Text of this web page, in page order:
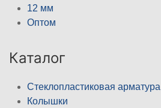
12 мм
Оптом
Каталог
Стеклопластиковая арматура
Колышки